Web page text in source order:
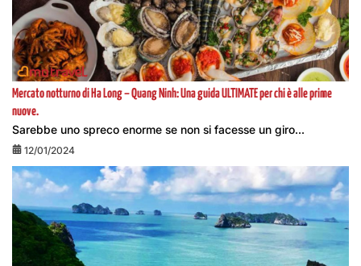
Mercato notturno di Ha Long – Quang Ninh: Una guida ULTIMATE per chi è alle prime
nuove.
Sarebbe uno spreco enorme se non si facesse un giro...
12/01/2024